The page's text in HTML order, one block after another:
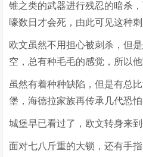
锥之类的武器进行残忍的暗杀
嚎数日才会死，由此可见这种
欧文虽然不用担心被刺杀，但
空，总有种毛毛的感觉，所以
虽然有着种种缺陷，但是有总
堡，海德拉家族再传承几代恐怕
城堡早已看过了，欧文转身来到
面对七八斤重的大锁，还有手